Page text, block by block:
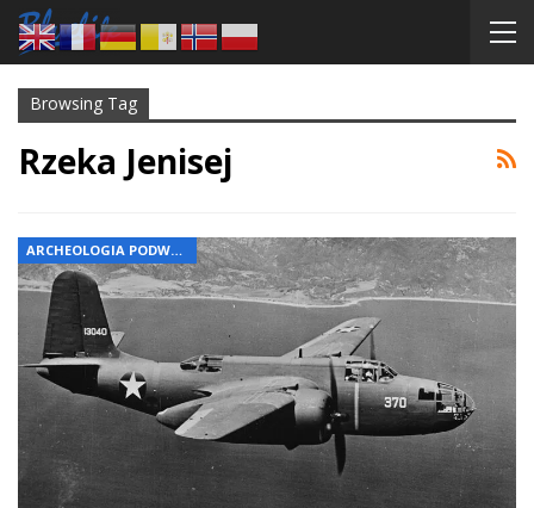
Browsing Tag
Rzeka Jenisej
ARCHEOLOGIA PODWODNA